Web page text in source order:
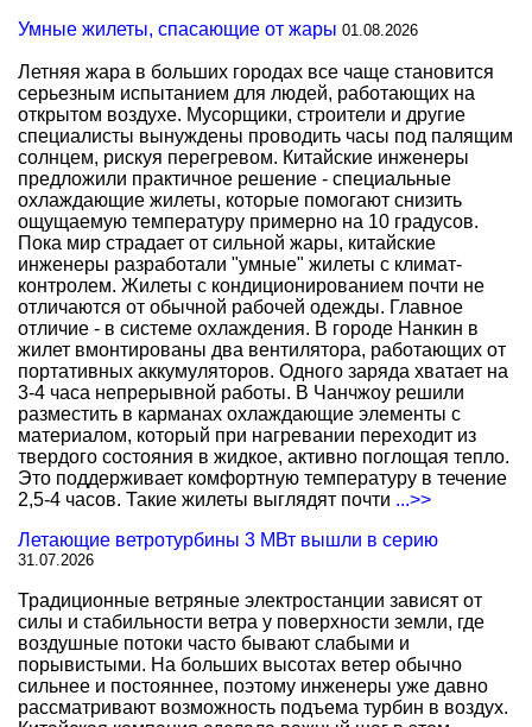
Умные жилеты, спасающие от жары 01.08.2026
Летняя жара в больших городах все чаще становится
серьезным испытанием для людей, работающих на
открытом воздухе. Мусорщики, строители и другие
специалисты вынуждены проводить часы под палящим
солнцем, рискуя перегревом. Китайские инженеры
предложили практичное решение - специальные
охлаждающие жилеты, которые помогают снизить
ощущаемую температуру примерно на 10 градусов.
Пока мир страдает от сильной жары, китайские
инженеры разработали "умные" жилеты с климат-
контролем. Жилеты с кондиционированием почти не
отличаются от обычной рабочей одежды. Главное
отличие - в системе охлаждения. В городе Нанкин в
жилет вмонтированы два вентилятора, работающих от
портативных аккумуляторов. Одного заряда хватает на
3-4 часа непрерывной работы. В Чанчжоу решили
разместить в карманах охлаждающие элементы с
материалом, который при нагревании переходит из
твердого состояния в жидкое, активно поглощая тепло.
Это поддерживает комфортную температуру в течение
2,5-4 часов. Такие жилеты выглядят почти ...>>
Летающие ветротурбины 3 МВт вышли в серию
31.07.2026
Традиционные ветряные электростанции зависят от
силы и стабильности ветра у поверхности земли, где
воздушные потоки часто бывают слабыми и
порывистыми. На больших высотах ветер обычно
сильнее и постояннее, поэтому инженеры уже давно
рассматривают возможность подъема турбин в воздух.